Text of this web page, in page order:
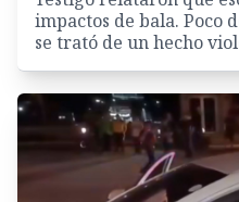
impactos de bala. Poco
se trató de un hecho